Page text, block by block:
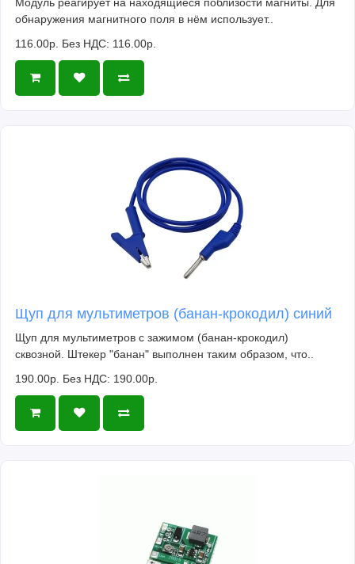
обнаружения магнитного поля в нём использует..
116.00р. Без НДС: 116.00р.
Щуп для мультиметров (банан-крокодил) синий
Щуп для мультиметров с зажимом (банан-крокодил)
сквозной. Штекер "банан" выполнен таким образом, что..
190.00р. Без НДС: 190.00р.